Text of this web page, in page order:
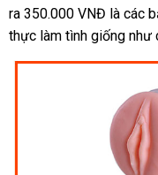
ra 350.000 VNĐ là các
thực làm tình giống như